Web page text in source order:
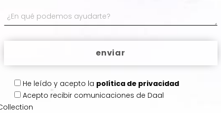
He leído y acepto la política de privacidad
Acepto recibir comunicaciones de Daal